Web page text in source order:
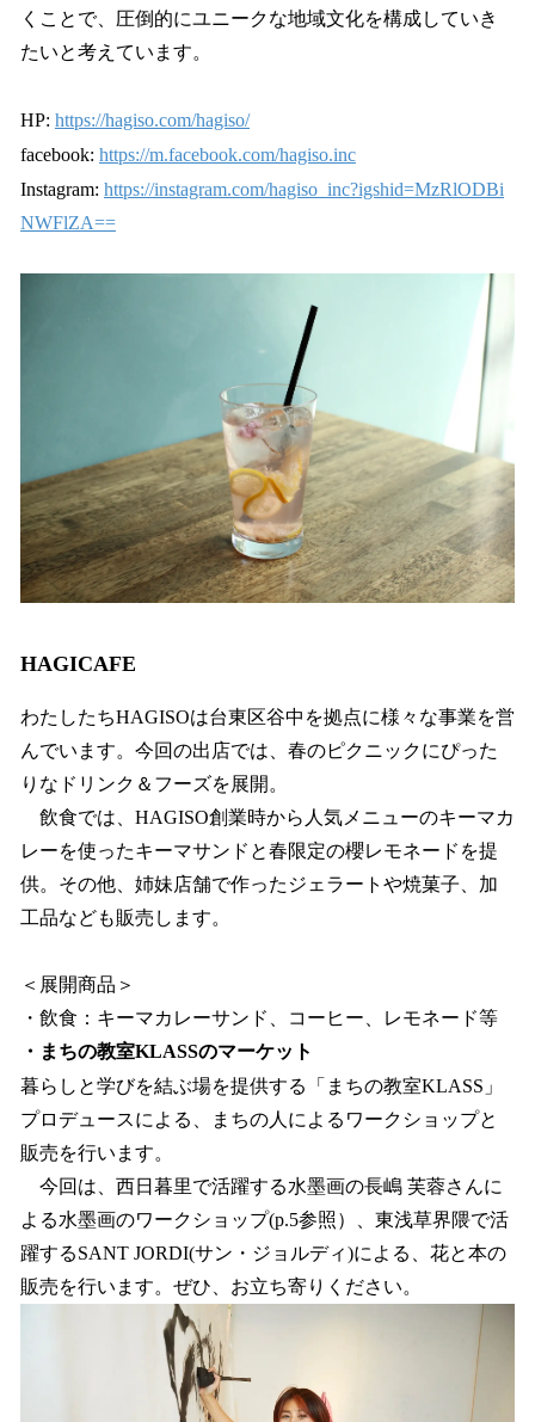
くことで、圧倒的にユニークな地域文化を構成していき
たいと考えています。
HP: https://hagiso.com/hagiso/
facebook: https://m.facebook.com/hagiso.inc
Instagram: https://instagram.com/hagiso_inc?igshid=MzRlODBi
NWFlZA==
HAGICAFE
わたしたちHAGISOは台東区谷中を拠点に様々な事業を営
んでいます。今回の出店では、春のピクニックにぴった
りなドリンク＆フーズを展開。
飲食では、HAGISO創業時から人気メニューのキーマカ
レーを使ったキーマサンドと春限定の櫻レモネードを提
供。その他、姉妹店舗で作ったジェラートや焼菓子、加
工品なども販売します。
＜展開商品＞
・飲食：キーマカレーサンド、コーヒー、レモネード等
・まちの教室KLASSのマーケット
暮らしと学びを結ぶ場を提供する「まちの教室KLASS」
プロデュースによる、まちの人によるワークショップと
販売を行います。
今回は、西日暮里で活躍する水墨画の長嶋 芙蓉さんに
よる水墨画のワークショップ(p.5参照）、東浅草界隈で活
躍するSANT JORDI(サン・ジョルディ)による、花と本の
販売を行います。ぜひ、お立ち寄りください。